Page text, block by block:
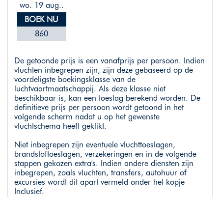
wo. 19 aug..
BOEK NU
860
De getoonde prijs is een vanafprijs per persoon. Indien
vluchten inbegrepen zijn, zijn deze gebaseerd op de
voordeligste boekingsklasse van de
luchtvaartmaatschappij. Als deze klasse niet
beschikbaar is, kan een toeslag berekend worden. De
definitieve prijs per persoon wordt getoond in het
volgende scherm nadat u op het gewenste
vluchtschema heeft geklikt.
Niet inbegrepen zijn eventuele vluchttoeslagen,
brandstoftoeslagen, verzekeringen en in de volgende
stappen gekozen extra's. Indien andere diensten zijn
inbegrepen, zoals vluchten, transfers, autohuur of
excursies wordt dit apart vermeld onder het kopje
Inclusief.